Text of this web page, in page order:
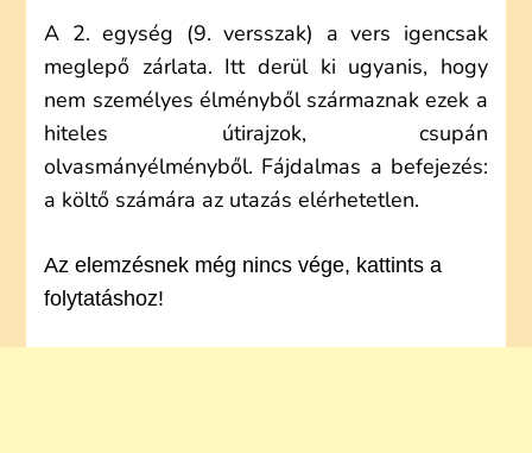
A 2. egység (9. versszak) a vers igencsak
meglepő zárlata. Itt derül ki ugyanis, hogy
nem személyes élményből származnak ezek a
hiteles útirajzok, csupán
olvasmányélményből. Fájdalmas a befejezés:
a költő számára az utazás elérhetetlen.
Az elemzésnek még nincs vége, kattints a
folytatáshoz!